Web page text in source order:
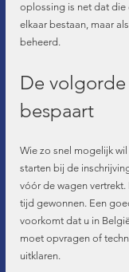
oplossing is net dat die
elkaar bestaan, maar
beheerd.
De
bespaart
Wie zo snel mogelijk
starten bij de
vóór de wagen
tijd gewonnen. Een
voorkomt dat u in
moet opvragen of
uitklaren.